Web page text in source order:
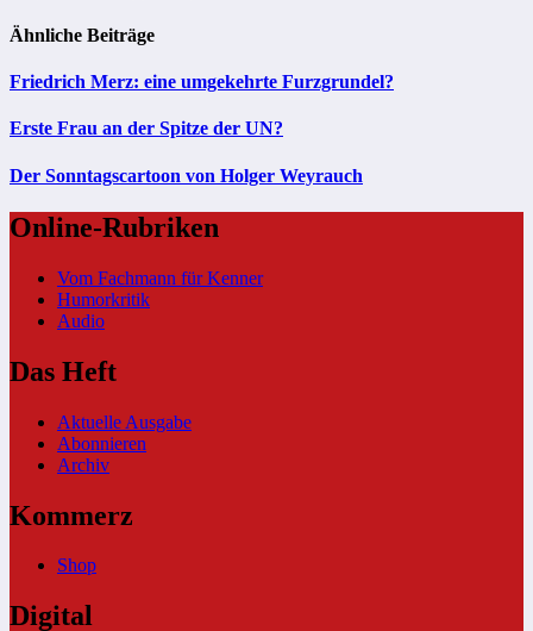
Ähnliche Beiträge
Friedrich Merz: eine umgekehrte Furzgrundel?
Erste Frau an der Spitze der UN?
Der Sonntagscartoon von Holger Weyrauch
Online-Rubriken
Vom Fachmann für Kenner
Humorkritik
Audio
Das Heft
Aktuelle Ausgabe
Abonnieren
Archiv
Kommerz
Shop
Digital